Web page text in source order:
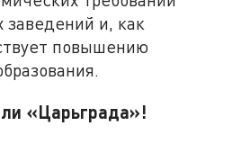
заведений и, как
повышению
«Царьграда»!